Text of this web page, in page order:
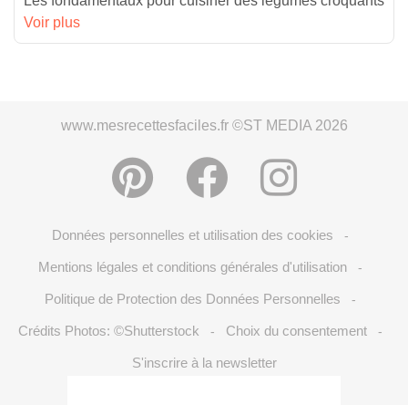
Voir plus
www.mesrecettesfaciles.fr ©ST MEDIA 2026
Données personnelles et utilisation des cookies -
Mentions légales et conditions générales d'utilisation -
Politique de Protection des Données Personnelles -
Crédits Photos: ©Shutterstock - Choix du consentement -
S'inscrire à la newsletter